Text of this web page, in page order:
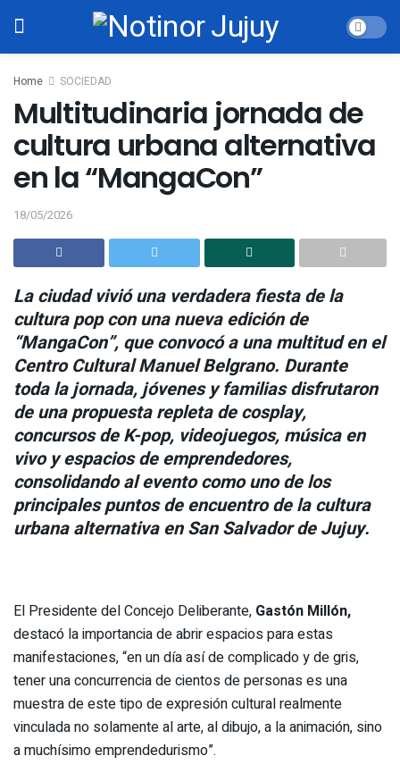
Home SOCIEDAD
Multitudinaria jornada de
cultura urbana alternativa
en la “MangaCon”
18/05/2026
La ciudad vivió una verdadera fiesta de la
cultura pop con una nueva edición de
“MangaCon”, que convocó a una multitud en el
Centro Cultural Manuel Belgrano. Durante
toda la jornada, jóvenes y familias disfrutaron
de una propuesta repleta de cosplay,
concursos de K-pop, videojuegos, música en
vivo y espacios de emprendedores,
consolidando al evento como uno de los
principales puntos de encuentro de la cultura
urbana alternativa en San Salvador de Jujuy.
El Presidente del Concejo Deliberante, Gastón Millón,
destacó la importancia de abrir espacios para estas
manifestaciones, “en un día así de complicado y de gris,
tener una concurrencia de cientos de personas es una
muestra de este tipo de expresión cultural realmente
vinculada no solamente al arte, al dibujo, a la animación, sino
a muchísimo emprendedurismo”.